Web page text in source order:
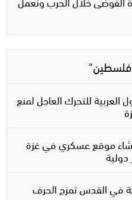
فلسطين"
للتحرك العاجل لمنع
موقع عسكري في غزة
في القدس تمزج الحرف